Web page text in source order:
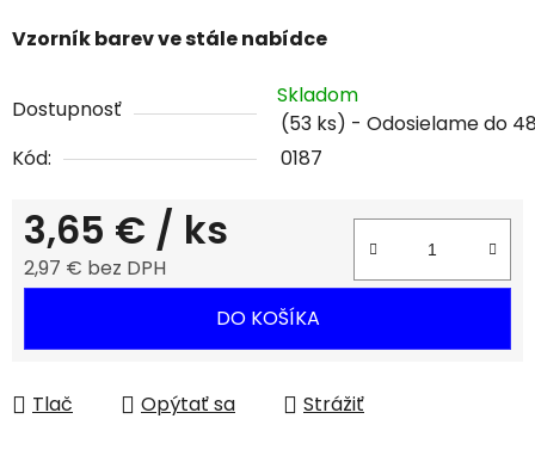
Vzorník barev ve stále nabídce
Dostupnosť
Skladom
(53 ks)
Kód:
0187
3,65 € / ks
2,97 € bez DPH
DO KOŠÍKA
Tlač Opýtať sa Strážiť